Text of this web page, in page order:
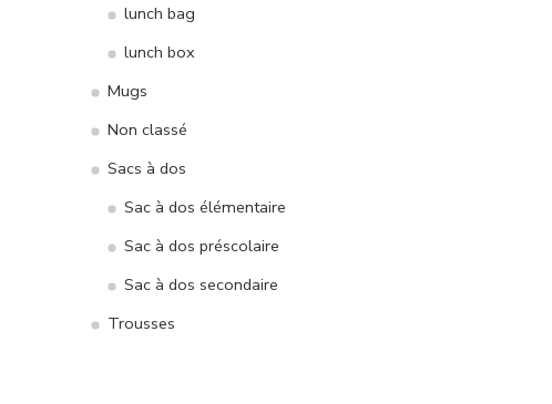
lunch bag
lunch box
Mugs
Non classé
Sacs à dos
Sac à dos élémentaire
Sac à dos préscolaire
Sac à dos secondaire
Trousses